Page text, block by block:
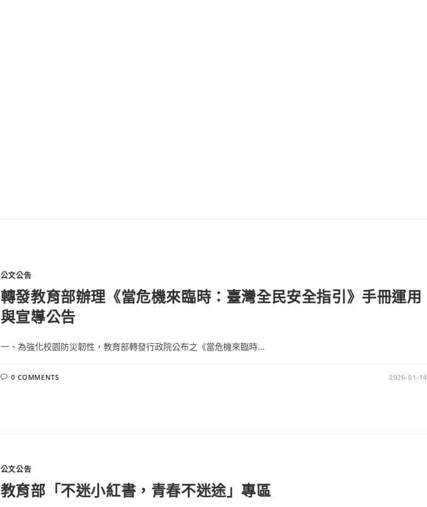
公文公告
轉發教育部辦理《當危機來臨時：臺灣全民安全指引》手冊運用
與宣導公告
一、為強化校園防災韌性，教育部轉發行政院公布之《當危機來臨時...
0 COMMENTS 2026-01-14
公文公告
教育部「不迷小紅書，青春不迷途」專區